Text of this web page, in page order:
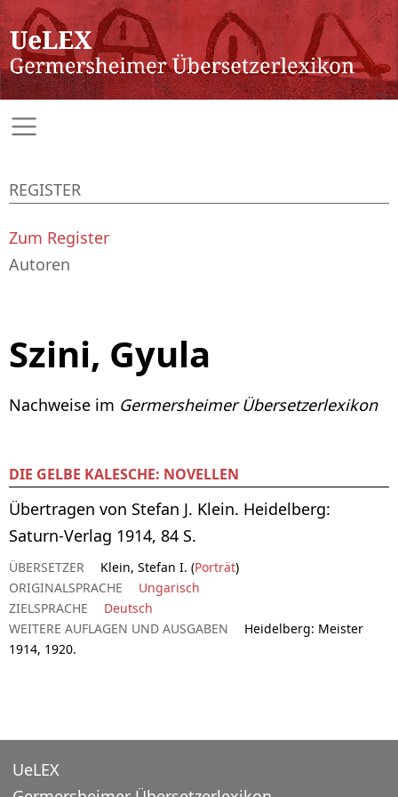
Szini, Gyula
Nachweise im Germersheimer Übersetzerlexikon
DIE GELBE KALESCHE: NOVELLEN
Übertragen von Stefan J. Klein. Heidelberg:
Saturn-Verlag 1914, 84 S.
ÜBERSETZER Klein, Stefan I. (Porträt)
ORIGINALSPRACHE
Ungarisch
ZIELSPRACHE
Deutsch
WEITERE AUFLAGEN UND AUSGABEN
Heidelberg: Meister
1914, 1920.
REGISTER
Zum Register
Autoren
UeLEX